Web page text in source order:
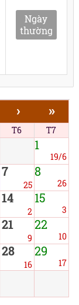
Ngày
thường
› »
T6 T7
1
19/6
7
25
8
26
14
2
15
3
21
9
22
10
28
16
29
17